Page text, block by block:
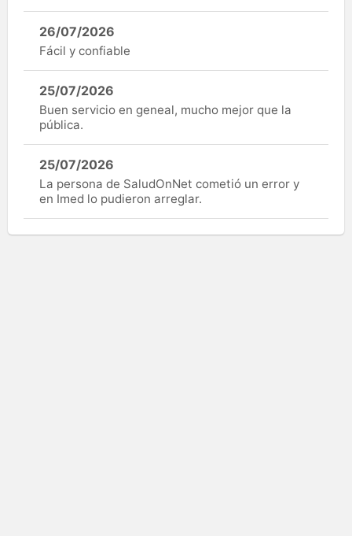
26/07/2026
Fácil y confiable
25/07/2026
Buen servicio en geneal, mucho mejor que la
pública.
25/07/2026
La persona de SaludOnNet cometió un error y
en Imed lo pudieron arreglar.